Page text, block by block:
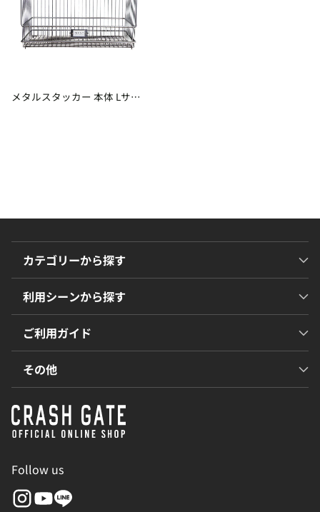
メタルスタッカー 本体 Lサイ
カテゴリーから探す
利用シーンから探す
ご利用ガイド
その他
Follow us